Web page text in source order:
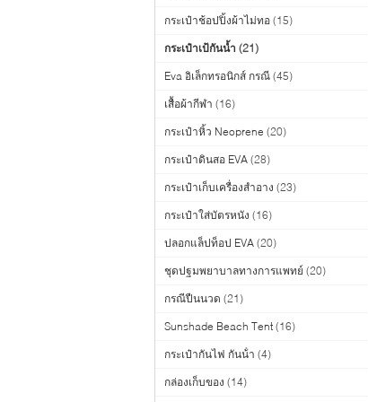
กระเป๋าช้อปปิ้งผ้าไม่ทอ (15)
กระเป๋าเป้กันน้ำ (21)
Eva อิเล็กทรอนิกส์ กรณี (45)
เสื้อผ้ากีฬา (16)
กระเป๋าหิ้ว Neoprene (20)
กระเป๋าดินสอ EVA (28)
กระเป๋าเก็บเครื่องสำอาง (23)
กระเป๋าใส่บัตรหนัง (16)
ปลอกแล็ปท็อป EVA (20)
ชุดปฐมพยาบาลทางการแพทย์ (20)
กรณีปืนนวด (21)
Sunshade Beach Tent (16)
กระเป๋ากันไฟ กันน้ํา (4)
กล่องเก็บของ (14)